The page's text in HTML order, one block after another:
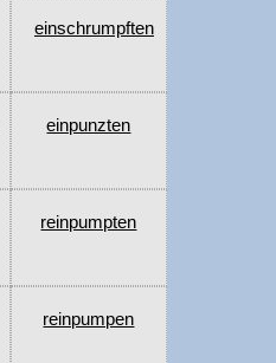
einschrumpften
einpunzten
reinpumpten
reinpumpen